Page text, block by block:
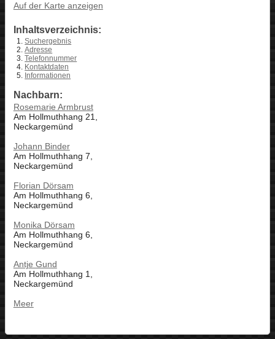
Auf der Karte anzeigen
Inhaltsverzeichnis:
Suchergebnis
Adresse
Telefonnummer
Kontaktdaten
Informationen
Nachbarn:
Rosemarie Armbrust
Am Hollmuthhang 21,
Neckargemünd
Johann Binder
Am Hollmuthhang 7,
Neckargemünd
Florian Dörsam
Am Hollmuthhang 6,
Neckargemünd
Monika Dörsam
Am Hollmuthhang 6,
Neckargemünd
Antje Gund
Am Hollmuthhang 1,
Neckargemünd
Meer